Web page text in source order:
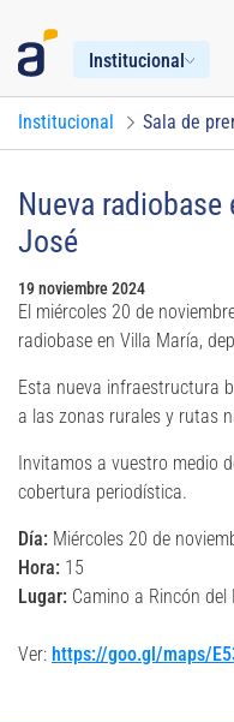
Institucional
Institucional Sala de
Nueva radiobase
José
19 noviembre 2024
El miércoles 20 de
radiobase en Villa María,
Esta nueva infraestructura
a las zonas rurales y rutas
Invitamos a vuestro medio
cobertura periodística.
Día: Miércoles 20 de
Hora: 15
Lugar: Camino a Rincón del
Ver: https://goo.gl/maps/